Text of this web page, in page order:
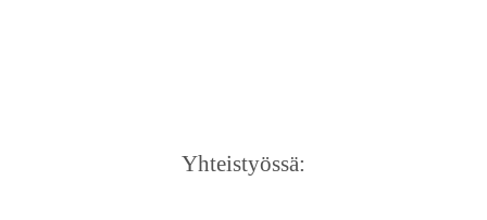
Yhteistyössä: